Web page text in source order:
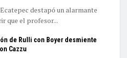
destapó un alarmante
que el profesor...
de Rulli con Boyer desmiente
Cazzu